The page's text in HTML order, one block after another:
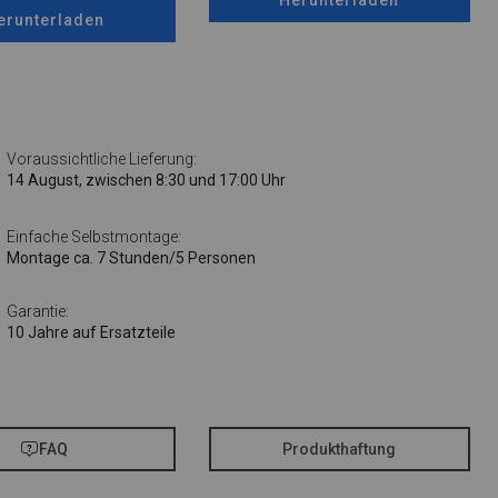
Voraussichtliche Lieferung:
14 August, zwischen 8:30 und 17:00 Uhr
Einfache Selbstmontage:
Montage ca. 7 Stunden/5 Personen
Garantie:
10 Jahre auf Ersatzteile
FAQ Produkthaftung